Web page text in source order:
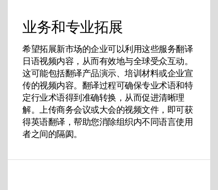
业务和专业拓展
希望拓展新市场的企业可以利用这些服务翻译
日语视频内容，从而有效地与全球受众互动。
这可能包括翻译产品演示、培训材料或企业宣
传的视频内容。翻译过程可确保专业术语和特
定行业术语得到准确转换，从而促进清晰理
解。上传商务会议或大会的视频文件，即可获
得英语翻译，帮助您消除组织内不同语言使用
者之间的隔阂。